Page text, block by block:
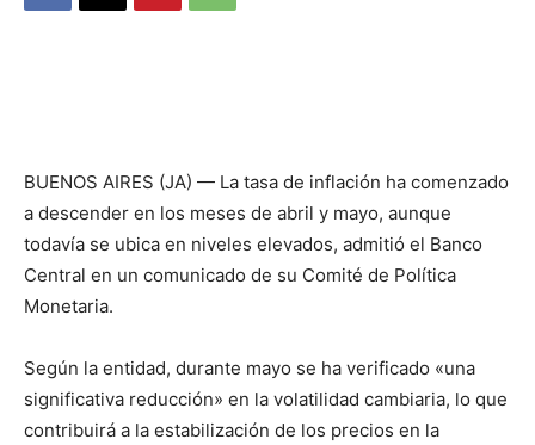
BUENOS AIRES (JA) — La tasa de inflación ha comenzado
a descender en los meses de abril y mayo, aunque
todavía se ubica en niveles elevados, admitió el Banco
Central en un comunicado de su Comité de Política
Monetaria.
Según la entidad, durante mayo se ha verificado «una
significativa reducción» en la volatilidad cambiaria, lo que
contribuirá a la estabilización de los precios en la